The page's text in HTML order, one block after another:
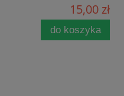
15,00 zł
do koszyka